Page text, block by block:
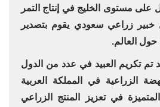
‏مستوى الخليج في إنتاج التمر
خبير زراعي سعودي يقوم بتصدير
تم تكريم العبيد في عدد من ‏الدول
الزراعية في ‏المملكة العربية
في ‏تعزيز المنتج الزراعي